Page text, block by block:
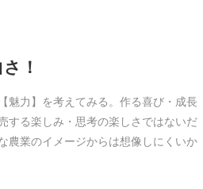
！
魅力】を考えてみる。作る喜び・成長
する楽しみ・思考の楽しさではないだ
農業のイメージからは想像しにくいか